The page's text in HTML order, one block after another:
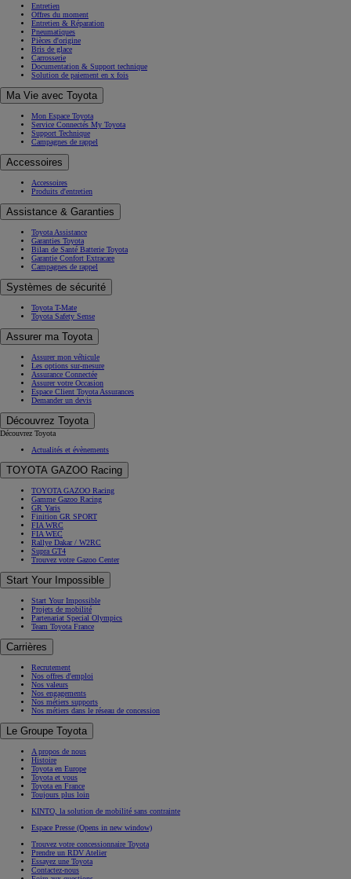
Entretien
Offres du moment
Entretien & Réparation
Pneumatiques
Pièces d'origine
Bris de glace
Carrosserie
Documentation & Support technique
Solution de paiement en x fois
Ma Vie avec Toyota
Mon Espace Toyota
Service Connectés My Toyota
Support Technique
Campagnes de rappel
Accessoires
Accessoires
Produits d'entretien
Assistance & Garanties
Toyota Assistance
Garanties Toyota
Bilan de Santé Batterie Toyota
Garantie Confort Extracare
Campagnes de rappel
Systèmes de sécurité
Toyota T-Mate
Toyota Safety Sense
Assurer ma Toyota
Assurer mon véhicule
Les options sur-mesure
Assurance Connectée
Assurer votre Occasion
Espace Client Toyota Assurances
Demander un devis
Découvrez Toyota
Découvrez Toyota
Actualités et évènements
TOYOTA GAZOO Racing
TOYOTA GAZOO Racing
Gamme Gazoo Racing
GR Yaris
Finition GR SPORT
FIA WRC
FIA WEC
Rallye Dakar / W2RC
Supra GT4
Trouvez votre Gazoo Center
Start Your Impossible
Start Your Impossible
Projets de mobilité
Partenariat Special Olympics
Team Toyota France
Carrières
Recrutement
Nos offres d'emploi
Nos valeurs
Nos engagements
Nos métiers supports
Nos métiers dans le réseau de concession
Le Groupe Toyota
A propos de nous
Histoire
Toyota en Europe
Toyota et vous
Toyota en France
Toujours plus loin
KINTO, la solution de mobilité sans contrainte
Espace Presse (Opens in new window)
Trouvez votre concessionnaire Toyota
Prendre un RDV Atelier
Essayez une Toyota
Contactez-nous